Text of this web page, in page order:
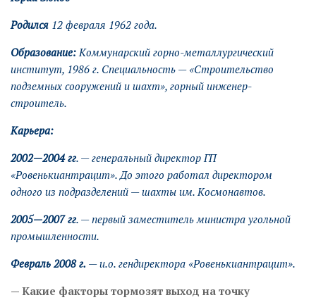
Родился 12 февраля 1962 года.
Образование:Коммунарский горно-металлургический
институт, 1986 г. Специальность — «Строительство
подземных сооружений и шахт», горный инженер-
строитель.
Карьера:
2002—2004 гг. — генеральный директор ГП
«Ровенькиантрацит». До этого работал директором
одного из подразделений — шахты им. Космонавтов.
2005—2007 гг. — первый заместитель министра угольной
промышленности.
Февраль 2008 г. — и.о. гендиректора «Ровенькиантрацит».
— Какие факторы тормозят выход на точку